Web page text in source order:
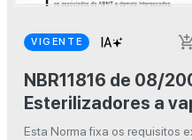
VIGENTE
NBR11816 de 08/2003 - Esterilização -
Esterilizadores a
produtos e saúde
Esta Norma fixa os requisitos